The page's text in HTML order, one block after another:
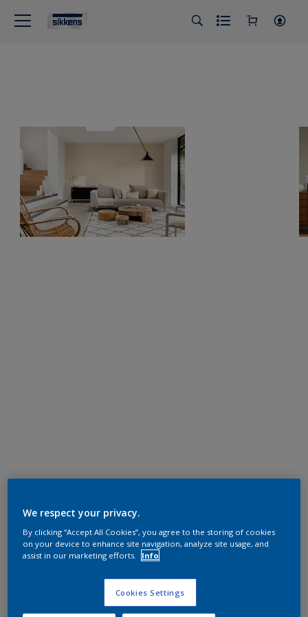
We respect your privacy.
By clicking “Accept All Cookies”, you agree to the storing of cookies
on your device to enhance site navigation, analyze site usage, and
assist in our marketing efforts.
Info
Cookies Settings